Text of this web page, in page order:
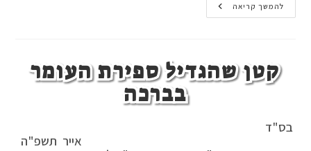
להמשך קריאה הזמנה
לברית
קטן שהגדיל ספירת העומר
בברכה
בס"ד
אייר תשפ"ה